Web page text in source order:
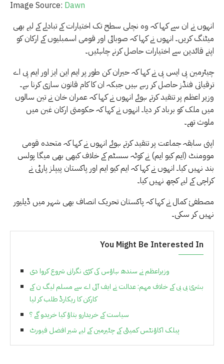
Image Source: Dawn
انہوں نے ان سے کہا کہ وہ نچلی سطح تک اختیارات کے تبادلے کے لیے بھی
میٹنگ کریں۔ انہوں نے کہا کہ صوبائی اور قومی اسمبلیوں کے ارکان کو
اپنے قائدین سے اختیارات حاصل کرنے چاہئیں۔
چیئرمین پی ایس پی نے کہا کہ حیران کن طور پر ایم این ایز اور ایم پی اے
ترقیاتی فنڈز حاصل کر رہے ہیں جبکہ ان کا کام قانون سازی کرنا ہے۔
وزیر اعظم پر تنقید کرتے ہوئے انہوں نے کہا کہ عمران خان نے تین سالوں
میں ملک کو برباد کر دیا۔ انہوں نے کہا کہ حکومتی ارکان غبن میں
ملوث تھے۔
اپنی سابقہ ​​جماعت پر تنقید کرتے ہوئے انہوں نے کہا کہ متحدہ قومی
موومنٹ (ایم کیو ایم) نے کوٹہ سسٹم کے خلاف کبھی بھی میگا پولس
بند نہیں کیا۔ انہوں نے کہا کہ ایم کیو ایم اور پاکستان پیپلز پارٹی نے
کراچی کے لیے کچھ نہیں کیا۔
مصطفیٰ کمال نے کہا کہ پاکستان تحریک انصاف بھی شہر میں ڈیلیور
نہیں کر سکی۔
You Might Be Interested In
وزیراعظم نے سندھ ہاؤس کی کڑی نگرانی شروع کروا دی
بشریٰ بی بی کے خلاف مہم: عدالت نے ایف آئی اے سے مسلم لیگ ن کے
کارکن کا ریکارڈ طلب کر لیا
سیاست کے خریدارو بتاؤ کیا خریدو گے ؟
پبلک اکاؤنٹس کمیٹی کے چئیرمین کے لیے شیر افضل فیورٹ